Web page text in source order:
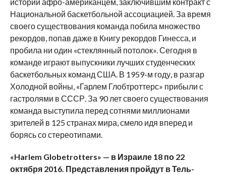
Национальной баскетбольной ассоциацией. За время
своего существования команда побила множество
рекордов, попав даже в Книгу рекордов Гинесса, и
пробила ни один «стеклянный потолок». Сегодня в
команде играют выпускники лучших студенческих
баскетбольных команд США. В 1959-м году, в разгар
Холодной войны, «Гарлем Глобтроттерс» прибыли с
гастролями в СССР. За 90 лет своего существования
команда выступила перед сотнями миллионами
зрителей в 125 странах мира, смело идя вперед и
борясь со стереотипами.
«Harlem Globetrotters» — в Израиле 18 по 22
октября 2016. Представления пройдут в Тель-